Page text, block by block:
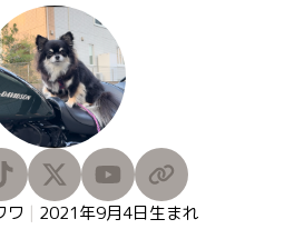
ワ | 2021年9月4日生まれ